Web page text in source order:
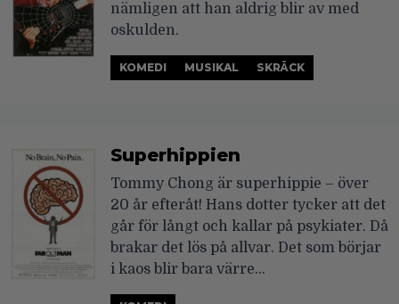
nämligen att han aldrig blir av med
oskulden.
KOMEDI MUSIKAL SKRÄCK
Superhippien
Tommy Chong är superhippie – över
20 år efteråt! Hans dotter tycker att det
går för långt och kallar på psykiater. Då
brakar det lös på allvar. Det som börjar
i kaos blir bara värre…